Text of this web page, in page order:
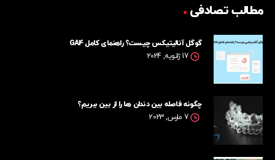
مطالب تصادفی
گوگل آنالیتیکس چیست؟ راهنمای کامل GA4
17 ژانویه, 2024
چگونه فاصله بین دندان ها را از بین ببریم؟
7 مارس, 2023